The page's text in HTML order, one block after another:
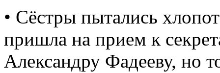
• Сёстры пытались
пришла на прием к
Александру Фадееву, но